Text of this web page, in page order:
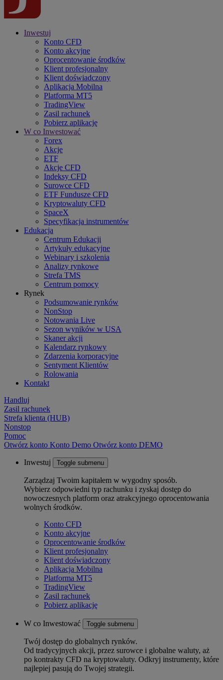
Inwestuj
Konto CFD
Konto akcyjne
Oprocentowanie środków
Klient profesjonalny
Klient doświadczony
Aplikacja Mobilna
Platforma MT5
TradingView
Zasil rachunek
Pobierz aplikację
W co Inwestować
Forex
Akcje
ETF
Akcje CFD
Indeksy CFD
Surowce CFD
ETF Fundusze CFD
Kryptowaluty CFD
SpaceX
Specyfikacja instrumentów
Edukacja
Centrum Edukacji
Artykuły edukacyjne
Webinary i szkolenia
Analizy rynkowe
Strefa TMS
Centrum pomocy
Rynek
Podsumowanie rynków
NonStop
Notowania Live
Sezon wyników w USA
Skaner akcji
Kalendarz rynkowy
Zdarzenia korporacyjne
Sentyment Klientów
Rolowania
Kontakt
Handluj
Zasil rachunek
Strefa klienta (HUB)
Nonstop
Pomoc
Otwórz konto Konto Demo Otwórz konto DEMO
Inwestuj Toggle submenu
Zarządzaj Twoim kapitałem w wygodny sposób.
Wybierz odpowiedni typ rachunku i zyskaj dostęp do
nowoczesnych platform oraz atrakcyjnego oprocentowania
wolnych środków.
Konto CFD
Konto akcyjne
Oprocentowanie środków
Klient profesjonalny
Klient doświadczony
Aplikacja Mobilna
Platforma MT5
TradingView
Zasil rachunek
Pobierz aplikację
W co Inwestować Toggle submenu
Twój dostęp do globalnych rynków.
Od tradycyjnych akcji, przez surowce i globalne waluty, aż
po kontrakty CFD na kryptowaluty. Odkryj instrumenty, które
najlepiej pasują do Twojej strategii.